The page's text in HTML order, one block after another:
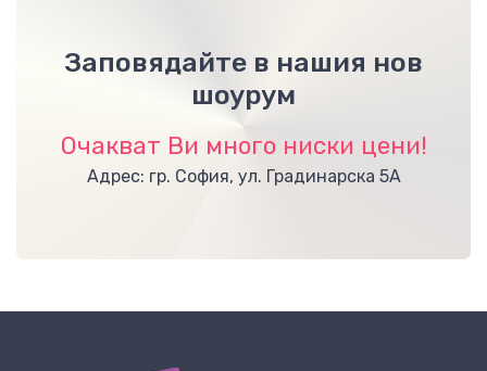
Заповядайте в нашия нов
шоурум
Очакват Ви много ниски цени!
Адрес: гр. София, ул. Градинарска 5А